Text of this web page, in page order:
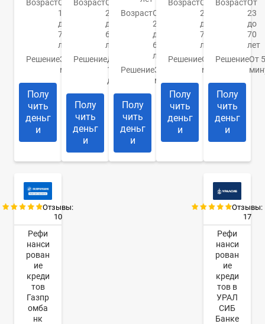
ВозрастОт
19
до
75
лет
РешениеЗа 15
минут
Полу
чить
деньг
и
ВозрастОт
22
до
65
лет
РешениеДо
1
дня
Полу
чить
деньг
и
ВозрастОт
23
до
65
лет
РешениеЗа 5
минут
Полу
чить
деньг
и
ВозрастОт
20
до
70
лет
РешениеОт 15
минут
Полу
чить
деньг
и
ВозрастОт
23
до
70
лет
РешениеОт 5
Полу
чить
деньг
и
Отзывы:
10
Рефи
нанси
рован
ие
креди
тов
Газпр
омба
нк
Отзывы:
17
Рефи
нанси
рован
ие
креди
тов в
УРАЛ
СИБ
Банке